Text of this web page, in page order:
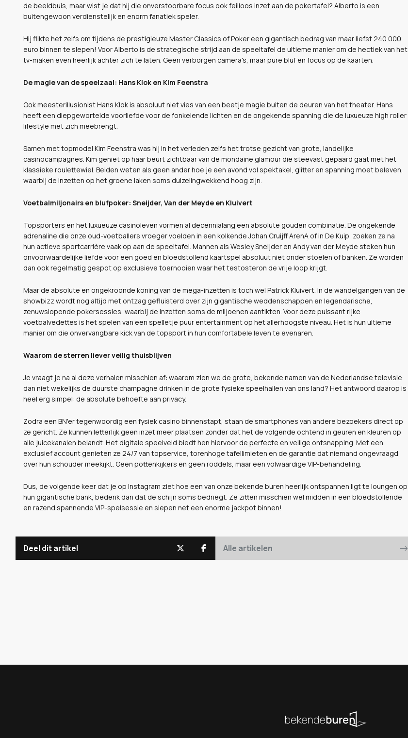
de beeldbuis, maar wist je dat hij die onverstoorbare focus ook feilloos inzet aan de pokertafel? Alberto is een
buitengewoon verdienstelijk en enorm fanatiek speler.
Hij flikte het zelfs om tijdens de prestigieuze Master Classics of Poker een gigantisch bedrag van maar liefst 240.000
euro binnen te slepen! Voor Alberto is de strategische strijd aan de speeltafel de ultieme manier om de hectiek van het
tv-maken even heerlijk achter zich te laten. Geen verborgen camera's, maar pure bluf en focus op de kaarten.
De magie van de speelzaal: Hans Klok en Kim Feenstra
Ook meesterillusionist Hans Klok is absoluut niet vies van een beetje magie buiten de deuren van het theater. Hans
heeft een diepgewortelde voorliefde voor de fonkelende lichten en de ongekende spanning die de luxueuze high roller
lifestyle met zich meebrengt.
Samen met topmodel Kim Feenstra was hij in het verleden zelfs het trotse gezicht van grote, landelijke
casinocampagnes. Kim geniet op haar beurt zichtbaar van de mondaine glamour die steevast gepaard gaat met het
klassieke roulettewiel. Beiden weten als geen ander hoe je een avond vol spektakel, glitter en spanning moet beleven,
waarbij de inzetten op het groene laken soms duizelingwekkend hoog zijn.
Voetbalmiljonairs en blufpoker: Sneijder, Van der Meyde en Kluivert
Topsporters en het luxueuze casinoleven vormen al decennialang een absolute gouden combinatie. De ongekende
adrenaline die onze oud-voetballers vroeger voelden in een kolkende Johan Cruijff ArenA of in De Kuip, zoeken ze na
hun actieve sportcarrière vaak op aan de speeltafel. Mannen als Wesley Sneijder en Andy van der Meyde steken hun
onvoorwaardelijke liefde voor een goed en bloedstollend kaartspel absoluut niet onder stoelen of banken. Ze worden
dan ook regelmatig gespot op exclusieve toernooien waar het testosteron de vrije loop krijgt.
Maar de absolute en ongekroonde koning van de mega-inzetten is toch wel Patrick Kluivert. In de wandelgangen van de
showbizz wordt nog altijd met ontzag gefluisterd over zijn gigantische weddenschappen en legendarische,
zenuwslopende pokersessies, waarbij de inzetten soms de miljoenen aantikten. Voor deze puissant rijke
voetbalvedettes is het spelen van een spelletje puur entertainment op het allerhoogste niveau. Het is hun ultieme
manier om die onvervangbare kick van de topsport in hun comfortabele leven te evenaren.
Waarom de sterren liever veilig thuisblijven
Je vraagt je na al deze verhalen misschien af: waarom zien we de grote, bekende namen van de Nederlandse televisie
dan niet wekelijks de duurste champagne drinken in de grote fysieke speelhallen van ons land? Het antwoord daarop is
heel erg simpel: de absolute behoefte aan privacy.
Zodra een BN'er tegenwoordig een fysiek casino binnenstapt, staan de smartphones van andere bezoekers direct op
ze gericht. Ze kunnen letterlijk geen inzet meer plaatsen zonder dat het de volgende ochtend in geuren en kleuren op
alle juicekanalen belandt. Het digitale speelveld biedt hen hiervoor de perfecte en veilige ontsnapping. Met een
exclusief account genieten ze 24/7 van topservice, torenhoge tafellimieten en de garantie dat niemand ongevraagd
over hun schouder meekijkt. Geen pottenkijkers en geen roddels, maar een volwaardige VIP-behandeling.
Dus, de volgende keer dat je op Instagram ziet hoe een van onze bekende buren heerlijk ontspannen ligt te loungen op
hun gigantische bank, bedenk dan dat de schijn soms bedriegt. Ze zitten misschien wel midden in een bloedstollende
en razend spannende VIP-spelsessie en slepen net een enorme jackpot binnen!
Deel dit artikel Alle artikelen